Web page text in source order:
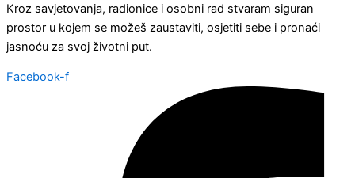
Kroz savjetovanja, radionice i osobni rad stvaram siguran
prostor u kojem se možeš zaustaviti, osjetiti sebe i pronaći
jasnoću za svoj životni put.
Facebook-f